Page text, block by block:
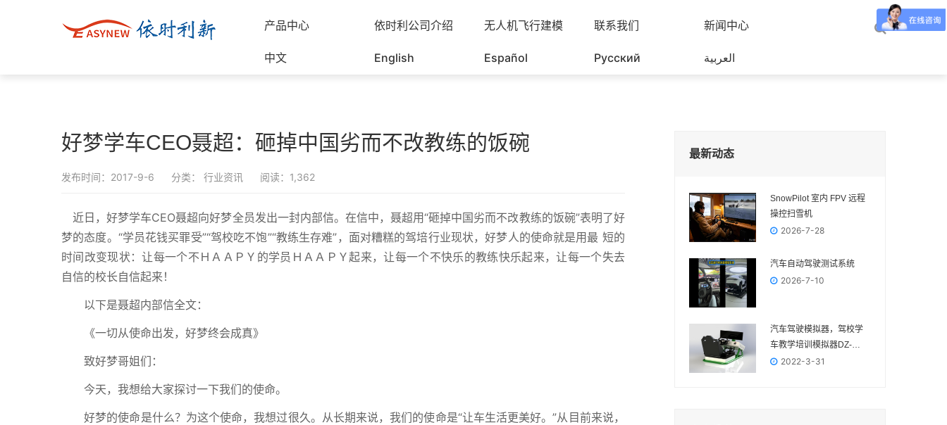
产品中心 依时利公司介绍 无人机飞行建模 联系我们 新闻中心
中文 English Español Русский العربية
好梦学车CEO聂超：砸掉中国劣而不改教练的饭碗
发布时间：2017-9-6 分类： 行业资讯 阅读：1,362
近日，好梦学车CEO聂超向好梦全员发出一封内部信。在信中，聂超用“砸掉中国劣而不改教练的饭碗”表明了好
梦的态度。“学员花钱买罪受”“驾校吃不饱”“教练生存难”，面对糟糕的驾培行业现状，好梦人的使命就是用最 短的
时间改变现状：让每一个不ＨＡＡＰＹ的学员ＨＡＡＰＹ起来，让每一个不快乐的教练快乐起来，让每一个失去
自信的校长自信起来！
以下是聂超内部信全文：
《一切从使命出发，好梦终会成真》
致好梦哥姐们：
今天，我想给大家探讨一下我们的使命。
好梦的使命是什么？为这个使命，我想过很久。从长期来说，我们的使命是“让车生活更美好。”从目前来说，
最新动态
SnowPilot 室内 FPV 远程
操控扫雪机
2026-7-28
汽车自动驾驶测试系统
2026-7-10
汽车驾驶模拟器，驾校学
车教学培训模拟器DZ-
20222022-3-31